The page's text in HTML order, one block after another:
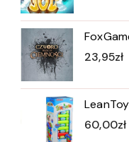
23,95zł
60,00zł